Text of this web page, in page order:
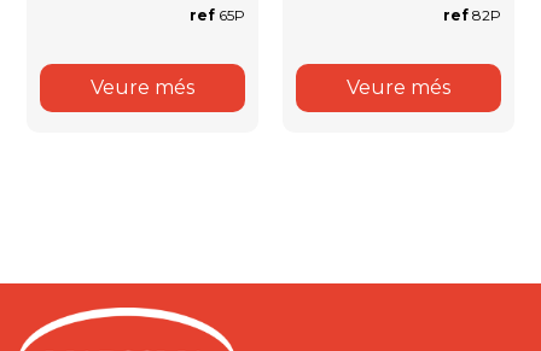
ref65P
Veure més
ref82P
Veure més